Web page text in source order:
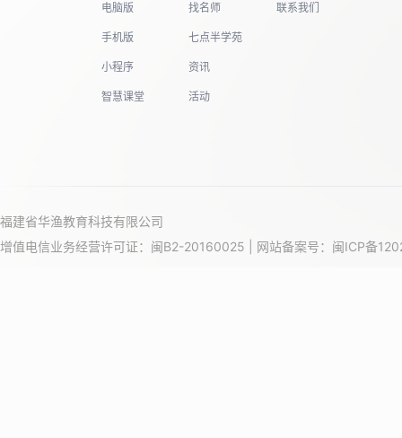
电脑版
手机版
小程序
智慧课堂
找名师
七点半学苑
资讯
活动
联系我们
福建省华渔教育科技有限公司
增值电信业务经营许可证：闽B2-20160025 | 网站备案号： 闽ICP备